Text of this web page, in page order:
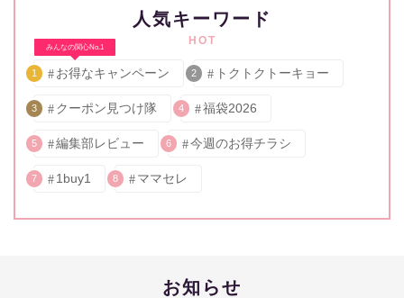
人気キーワード
HOT
みんなの関心No.1
1 お得なキャンペーン 2 トクトクトーキョー
3 クーポン見つけ隊 4 福袋2026
5 編集部レビュー 6 今週のお得チラシ
7 1buy1 8 ママセレ
お知らせ